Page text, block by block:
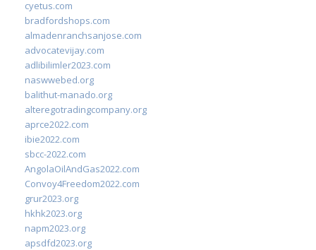
cyetus.com
bradfordshops.com
almadenranchsanjose.com
advocatevijay.com
adlibilimler2023.com
naswwebed.org
balithut-manado.org
alteregotradingcompany.org
aprce2022.com
ibie2022.com
sbcc-2022.com
AngolaOilAndGas2022.com
Convoy4Freedom2022.com
grur2023.org
hkhk2023.org
napm2023.org
apsdfd2023.org